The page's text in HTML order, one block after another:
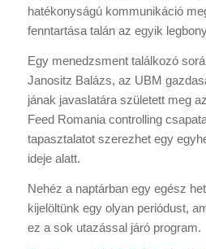
hatékonyságú kommunikáció
fenntartása talán az egyik
Egy menedzsment találkozó
Janositz Balázs, az UBM
jának javaslatára született meg
Feed Romania controlling
tapasztalatot szerezhet egy
ideje alatt.
Nehéz a naptárban egy egész
kijelöltünk egy olyan periódust,
ez a sok utazással járó program.